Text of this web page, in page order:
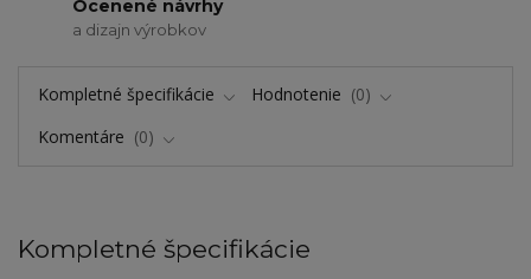
Ocenené návrhy
a dizajn výrobkov
Kompletné špecifikácie Hodnotenie
0
Komentáre
0
Kompletné špecifikácie